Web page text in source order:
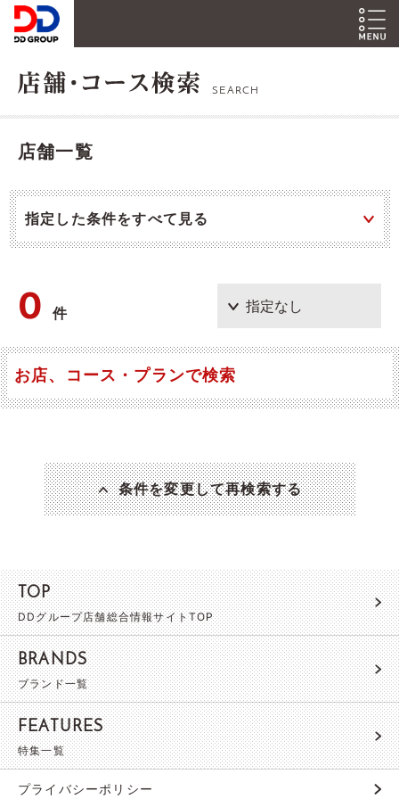
SEARCH
店舗一覧
指定した条件をすべて見る
0件
お店、コース・プランで検索
条件を変更して再検索する
TOP
DDグループ店舗総合情報サイトTOP
BRANDS
ブランド一覧
FEATURES
特集一覧
プライバシーポリシー